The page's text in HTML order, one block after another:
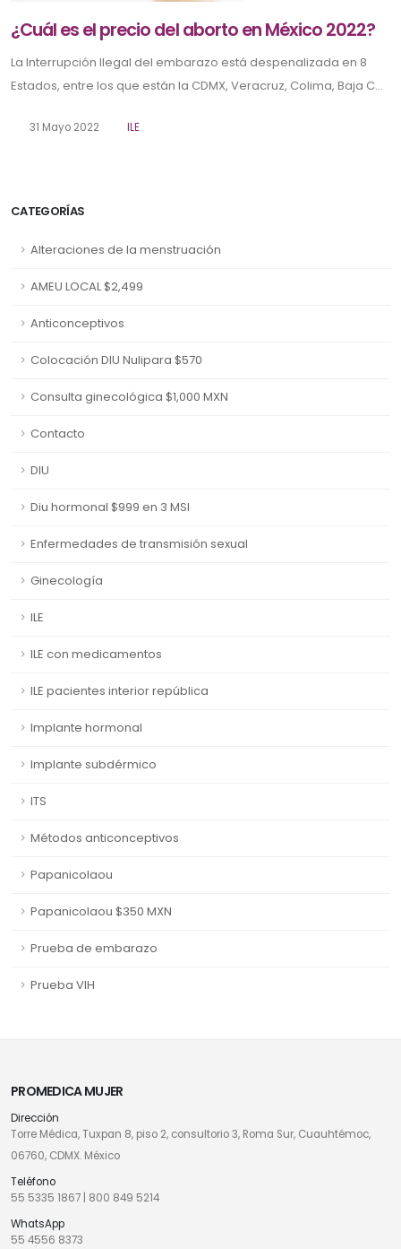
CATEGORÍAS
Alteraciones de la menstruación
AMEU LOCAL $2,499
Anticonceptivos
Colocación DIU Nulipara $570
Consulta ginecológica $1,000 MXN
Contacto
DIU
Diu hormonal $999 en 3 MSI
Enfermedades de transmisión sexual
Ginecología
ILE
ILE con medicamentos
ILE pacientes interior república
Implante hormonal
Implante subdérmico
ITS
Métodos anticonceptivos
Papanicolaou
Papanicolaou $350 MXN
Prueba de embarazo
Prueba VIH
¿Cuál es el precio del aborto en México 2022?
La Interrupción Ilegal del embarazo está despenalizada en 8
Estados, entre los que están la CDMX, Veracruz, Colima, Baja C...
31 Mayo 2022 ILE
PROMEDICA MUJER
Dirección
Torre Médica, Tuxpan 8, piso 2, consultorio 3, Roma Sur, Cuauhtémoc,
06760, CDMX. México
Teléfono
55 5335 1867
800 849 5214
WhatsApp
55 4556 8373